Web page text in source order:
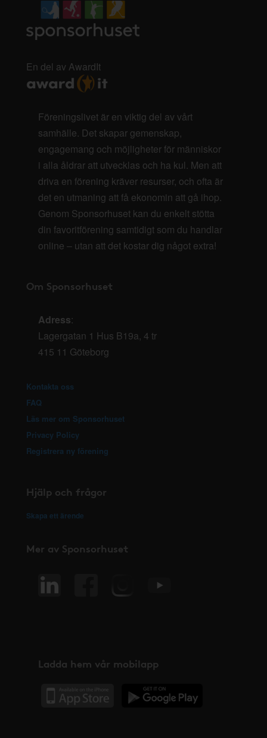
En del av AwardIt
Föreningslivet är en viktig del av vårt
samhälle. Det skapar gemenskap,
engagemang och möjligheter för människor
i alla åldrar att utvecklas och ha kul. Men att
driva en förening kräver resurser, och ofta är
det en utmaning att få ekonomin att gå ihop.
Genom Sponsorhuset kan du enkelt stötta
din favoritförening samtidigt som du handlar
online – utan att det kostar dig något extra!
Om Sponsorhuset
Adress:
Lagergatan 1 Hus B19a, 4 tr
415 11 Göteborg
Kontakta oss
FAQ
Läs mer om Sponsorhuset
Privacy Policy
Registrera ny förening
Hjälp och frågor
Skapa ett ärende
Mer av Sponsorhuset
Ladda hem vår mobilapp